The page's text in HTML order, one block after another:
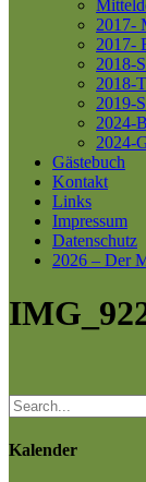
2017-
2017-
2018-
2018-
2019-
2024-
2024-
Gästebuch
Kontakt
Links
Impressum
Datenschutz
2026 – Der
Kalender